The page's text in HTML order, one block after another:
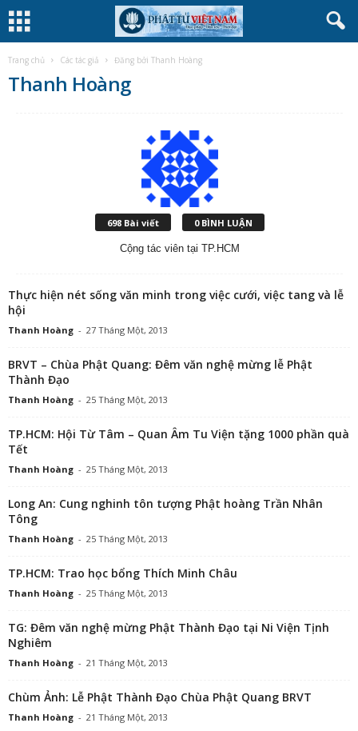
Trang chủ Các tác giả Đăng bởi Thanh Hoàng
Thanh Hoàng
698 Bài viết 0 BÌNH LUẬN
Cộng tác viên tại TP.HCM
Thực hiện nét sống văn minh trong việc cưới, việc tang và lễ
hội
Thanh Hoàng - 27 Tháng Một, 2013
BRVT – Chùa Phật Quang: Đêm văn nghệ mừng lễ Phật
Thành Đạo
Thanh Hoàng - 25 Tháng Một, 2013
TP.HCM: Hội Từ Tâm – Quan Âm Tu Viện tặng 1000 phần quà
Tết
Thanh Hoàng - 25 Tháng Một, 2013
Long An: Cung nghinh tôn tượng Phật hoàng Trần Nhân
Tông
Thanh Hoàng - 25 Tháng Một, 2013
TP.HCM: Trao học bổng Thích Minh Châu
Thanh Hoàng - 25 Tháng Một, 2013
TG: Đêm văn nghệ mừng Phật Thành Đạo tại Ni Viện Tịnh
Nghiêm
Thanh Hoàng - 21 Tháng Một, 2013
Chùm Ảnh: Lễ Phật Thành Đạo Chùa Phật Quang BRVT
Thanh Hoàng - 21 Tháng Một, 2013